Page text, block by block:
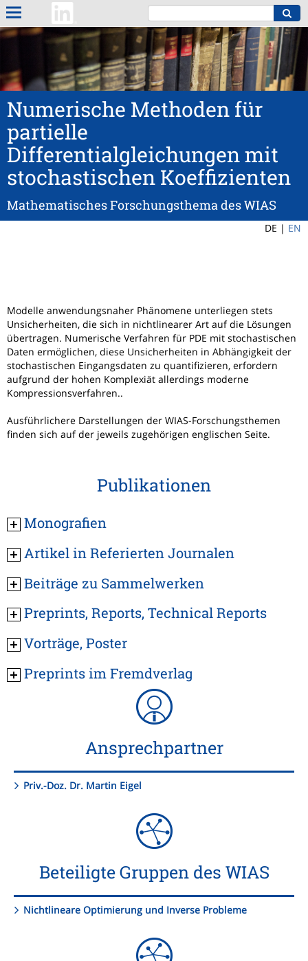
Numerische Methoden für
partielle
Differentialgleichungen mit
stochastischen Koeffizienten
Mathematisches Forschungsthema des WIAS
DE | EN
Modelle anwendungsnaher Phänomene unterliegen stets
Unsicherheiten, die sich in nichtlinearer Art auf die Lösungen
übertragen. Numerische Verfahren für PDE mit stochastischen
Daten ermöglichen, diese Unsicherheiten in Abhängigkeit der
stochastischen Eingangsdaten zu quantifizieren, erfordern
aufgrund der hohen Komplexiät allerdings moderne
Kompressionsverfahren..
Ausführlichere Darstellungen der WIAS-Forschungsthemen
finden sich auf der jeweils zugehörigen englischen Seite.
Publikationen
Monografien
Artikel in Referierten Journalen
Beiträge zu Sammelwerken
Preprints, Reports, Technical Reports
Vorträge, Poster
Preprints im Fremdverlag
Ansprechpartner
Priv.-Doz. Dr. Martin Eigel
Beteiligte Gruppen des WIAS
Nichtlineare Optimierung und Inverse Probleme